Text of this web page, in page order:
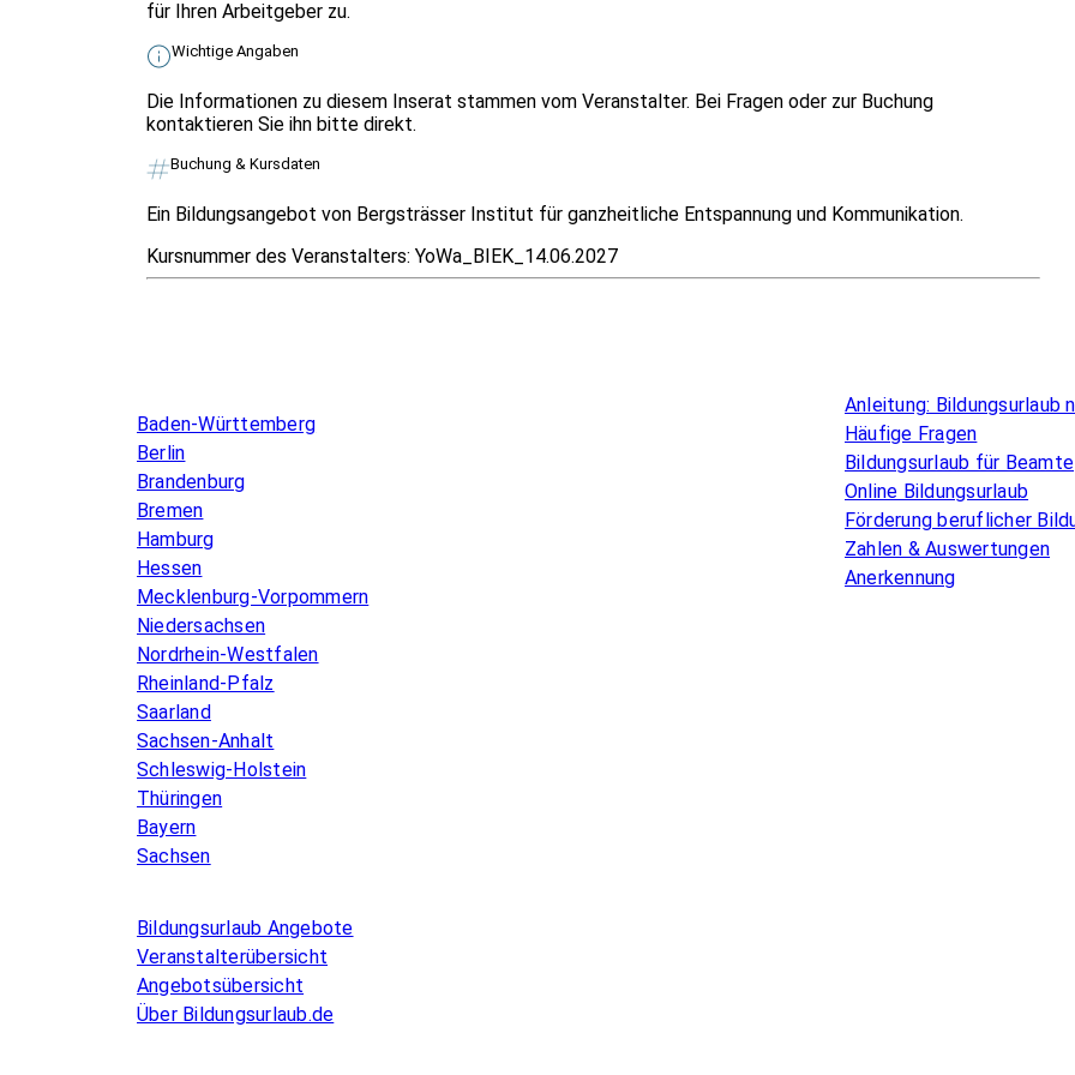
für Ihren Arbeitgeber zu.
Wichtige Angaben
Die Informationen zu diesem Inserat stammen vom Veranstalter. Bei Fragen oder zur Buchung
kontaktieren Sie ihn bitte direkt.
Buchung & Kursdaten
Ein Bildungsangebot von Bergsträsser Institut für ganzheitliche Entspannung und Kommunikation.
Kursnummer des Veranstalters: YoWa_BIEK_14.06.2027
Baden-Württemberg
Berlin
Brandenburg
Bremen
Hamburg
Hessen
Mecklenburg-Vorpommern
Niedersachsen
Nordrhein-Westfalen
Rheinland-Pfalz
Saarland
Sachsen-Anhalt
Schleswig-Holstein
Thüringen
Bayern
Sachsen
Anleitung: Bildungsurlaub
Häufige Fragen
Bildungsurlaub für Beamte
Online Bildungsurlaub
Förderung beruflicher
Zahlen & Auswertungen
Anerkennung
Bildungsurlaub Angebote
Veranstalterübersicht
Angebotsübersicht
Über Bildungsurlaub.de